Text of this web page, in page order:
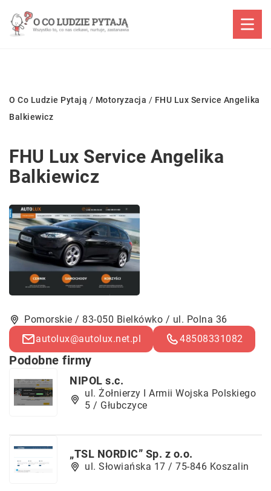
O Co Ludzie Pytają / Motoryzacja / FHU Lux Service Angelika
Balkiewicz
FHU Lux Service Angelika
Balkiewicz
Pomorskie / 83-050 Bielkówko / ul. Polna 36
autolux@autolux.net.pl
48508331082
Podobne firmy
NIPOL s.c.
ul. Żołnierzy I Armii Wojska Polskiego
5 / Głubczyce
„TSL NORDIC” Sp. z o.o.
ul. Słowiańska 17 / 75-846 Koszalin